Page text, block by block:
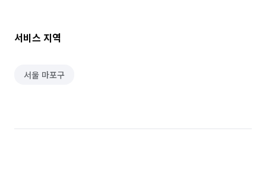
서비스 지역
서울 마포구